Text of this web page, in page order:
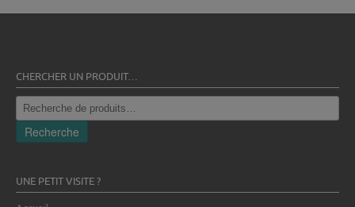
CHERCHER UN PRODUIT…
Recherche
pour :
Recherche
UNE PETIT VISITE ?